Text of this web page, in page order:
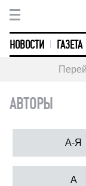
НОВОСТИ ГАЗЕТА
АВТОРЫ
А-Я
А